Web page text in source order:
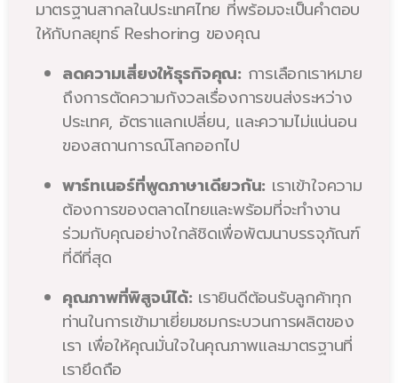
มาตรฐานสากลในประเทศไทย ที่พร้อมจะเป็นคำตอบ
ให้กับกลยุทธ์ Reshoring ของคุณ
ลดความเสี่ยงให้ธุรกิจคุณ: การเลือกเราหมาย
ถึงการตัดความกังวลเรื่องการขนส่งระหว่าง
ประเทศ, อัตราแลกเปลี่ยน, และความไม่แน่นอน
ของสถานการณ์โลกออกไป
พาร์ทเนอร์ที่พูดภาษาเดียวกัน: เราเข้าใจความ
ต้องการของตลาดไทยและพร้อมที่จะทำงาน
ร่วมกับคุณอย่างใกล้ชิดเพื่อพัฒนาบรรจุภัณฑ์
ที่ดีที่สุด
คุณภาพที่พิสูจน์ได้: เรายินดีต้อนรับลูกค้าทุก
ท่านในการเข้ามาเยี่ยมชมกระบวนการผลิตของ
เรา เพื่อให้คุณมั่นใจในคุณภาพและมาตรฐานที่
เรายึดถือ